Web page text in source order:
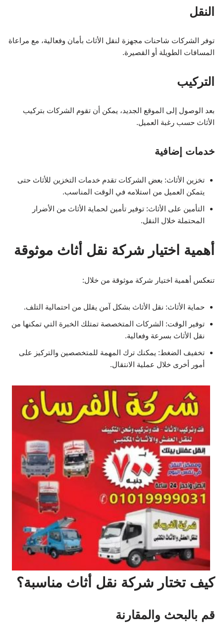
النقل
توفر الشركات شاحنات مجهزة لنقل الأثاث بأمان وفعالية، مع مراعاة
المسافات الطويلة أو القصيرة.
التركيب
بعد الوصول إلى الموقع الجديد، يمكن أن تقوم الشركات بتركيب
الأثاث حسب رغبة العميل.
خدمات إضافية
تخزين الأثاث: بعض الشركات تقدم خدمات التخزين للأثاث حتى
يتمكن العميل من استلامه في الوقت المناسب.
التأمين على الأثاث: توفير تأمين لحماية الأثاث من الأضرار
المحتملة خلال النقل.
أهمية اختيار شركة نقل أثاث موثوقة
تنعكس أهمية اختيار شركة موثوقة من خلال:
حماية الأثاث: نقل الأثاث بشكل آمن يقلل من احتمالية التلف.
توفير الوقت: الشركات المتخصصة تمتلك الخبرة التي تمكنها من
نقل الأثاث بسرعة وفعالية.
تخفيف الضغط: يمكنك ترك المهمة للمتخصصين والتركيز على
أمور أخرى خلال عملية الانتقال.
كيف تختار شركة نقل أثاث مناسبة؟
قم بالبحث والمقارنة